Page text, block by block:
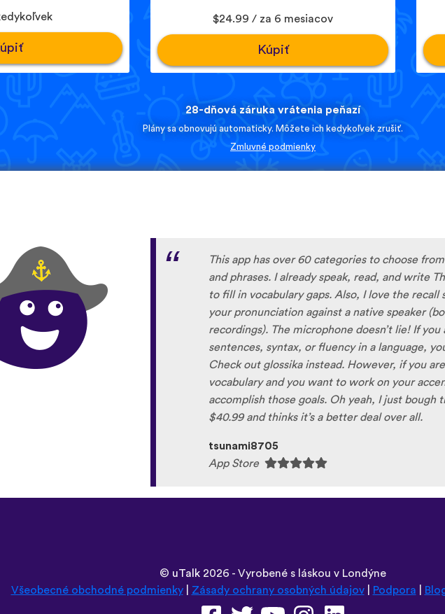
$24.99 / za 6 mesiacov
Kúpiť
28-dňová záruka vrátenia peňazí
Plány sa obnovujú automaticky. Môžete ich kedykoľvek zrušiť.
Zmluvné podmienky
This app has over 60 categories to choose
and phrases. I already speak, read, and write
to fill in vocabulary gaps. Also, I love the
your pronunciation against a native speaker
recordings). The microphone doesn’t lie! If
sentences, syntax, or fluency in a language,
Check out glossika instead. However, if you
vocabulary and you want to work on your
accomplish those goals. Oh yeah, I just bough
$40.99 and thinks it’s a better deal over all.
tsunami8705
App Store
© uTalk 2026 - Vyrobené s láskou v Londýne
Všeobecné obchodné podmienky| Zásady ochrany osobných údajov| Podpora